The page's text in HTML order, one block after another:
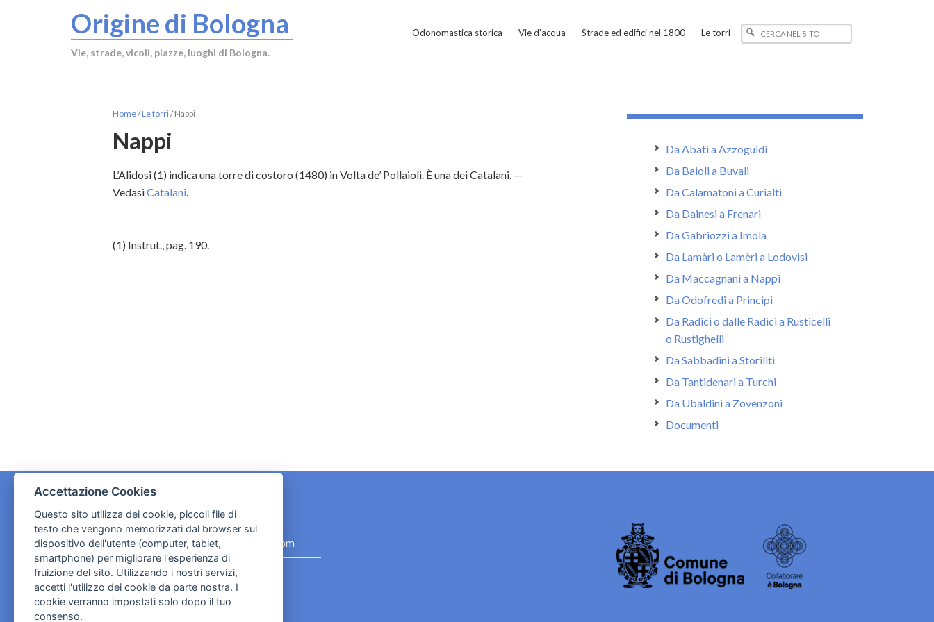
Origine di Bologna
Vie, strade, vicoli, piazze, luoghi di Bologna.
Odonomastica storica Vie d’acqua Strade ed edifici nel 1800 Le torri
Home/Le torri/Nappi
Nappi
L’Alidosi (1) indica una torre di costoro (1480) in Volta de’ Pollaioli. È una dei Catalani. —
VedasiCatalani.
(1) Instrut., pag. 190.
Da Abati a Azzoguidi
Da Baioli a Buvali
Da Calamatoni a Curialti
Da Dainesi a Frenari
Da Gabriozzi a Imola
Da Lamàri o Lamèri a Lodovisi
Da Maccagnani a Nappi
Da Odofredi a Principi
Da Radici o dalle Radici a Rusticelli
o Rustighelli
Da Sabbadini a Storiliti
Da Tantidenari a Turchi
Da Ubaldini a Zovenzoni
Documenti
CONTATTI
contact.originebologna@gmail.com
Cookies e informativa privacy
Accettazione Cookies
Questo sito utilizza dei cookie, piccoli file di
testo che vengono memorizzati dal browser sul
dispositivo dell'utente (computer, tablet,
smartphone) per migliorare l'esperienza di
fruizione del sito. Utilizzando i nostri servizi,
accetti l'utilizzo dei cookie da parte nostra. I
cookie verranno impostati solo dopo il tuo
consenso.